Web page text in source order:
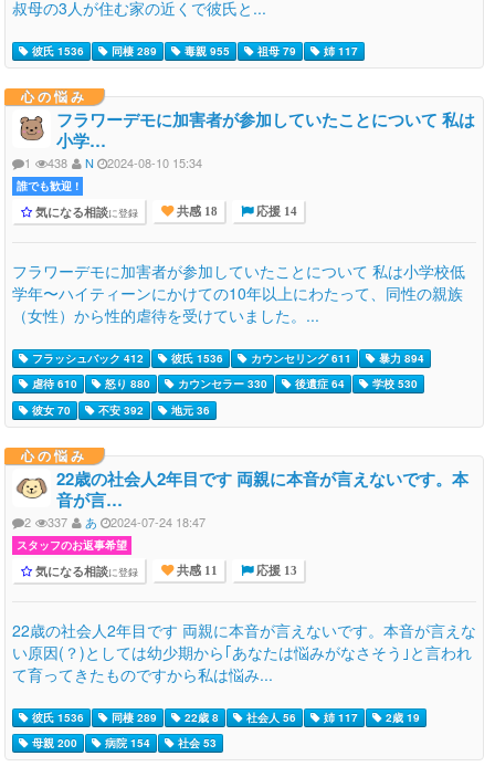
叔母の3人が住む家の近くで彼氏と...
彼氏 1536 同棲 289 毒親 955 祖母 79 姉 117
心の悩み
フラワーデモに加害者が参加していたことについて 私は
小学…
1 438 N 2024-08-10 15:34
誰でも歓迎 !
気になる相談に登録 共感 18 応援 14
フラワーデモに加害者が参加していたことについて 私は小学校低
学年〜ハイティーンにかけての10年以上にわたって、同性の親族
（女性）から性的虐待を受けていました。...
フラッシュバック 412 彼氏 1536 カウンセリング 611
暴力 894
虐待 610
怒り 880 カウンセラー 330 後遺症 64
学校 530
彼女 70
不安 392 地元 36
心の悩み
22歳の社会人2年目です 両親に本音が言えないです。本
音が言…
2 337 あ 2024-07-24 18:47
スタッフのお返事希望
気になる相談に登録 共感 11 応援 13
22歳の社会人2年目です 両親に本音が言えないです。本音が言えな
い原因(？)としては幼少期から｢あなたは悩みがなさそう｣と言われ
て育ってきたものですから私は悩み...
彼氏 1536 同棲 289 22歳 8 社会人 56 姉 117
2歳 19
母親 200
病院 154 社会 53